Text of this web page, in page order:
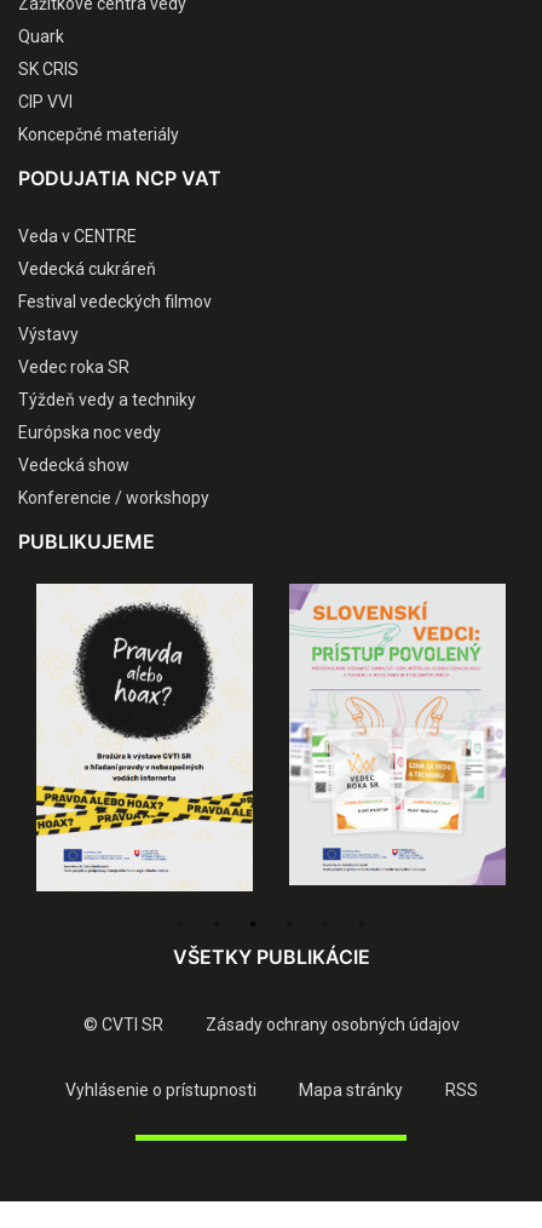
Quark
SK CRIS
CIP VVI
Koncepčné materiály
PODUJATIA NCP VAT
Veda v CENTRE
Vedecká cukráreň
Festival vedeckých filmov
Výstavy
Vedec roka SR
Týždeň vedy a techniky
Európska noc vedy
Vedecká show
Konferencie / workshopy
PUBLIKUJEME
VŠETKY PUBLIKÁCIE
© CVTI SR Zásady ochrany osobných údajov
Vyhlásenie o prístupnosti Mapa stránky RSS